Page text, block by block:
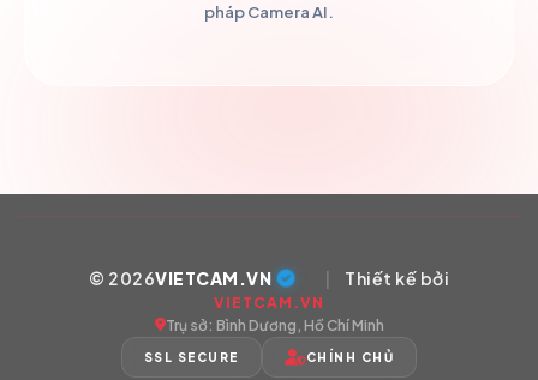
pháp Camera AI.
© 2026VIETCAM.VN | Thiết kế bởi
VIETCAM.VN
Trụ sở: Bình Dương, Hồ Chí Minh
SSL SECURE CHÍNH CHỦ